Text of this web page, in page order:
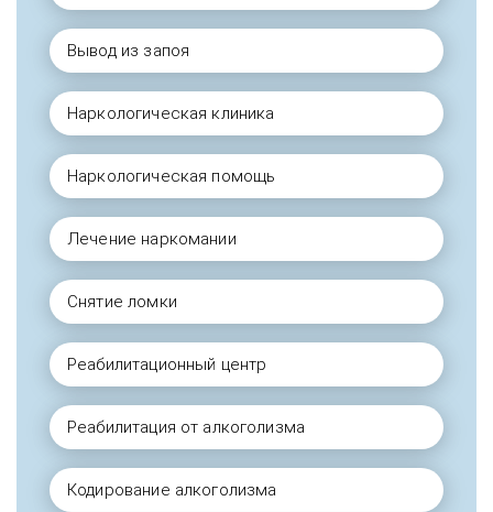
Вывод из запоя
Наркологическая клиника
Наркологическая помощь
Лечение наркомании
Снятие ломки
Реабилитационный центр
Реабилитация от алкоголизма
Кодирование алкоголизма